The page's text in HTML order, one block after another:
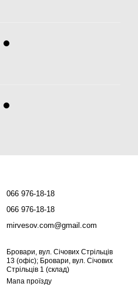
066 976-18-18
066 976-18-18
mirvesov.com@gmail.com
Бровари, вул. Січових Стрільців
13 (офіс); Бровари, вул. Січових
Стрільців 1 (склад)
Мапа проїзду